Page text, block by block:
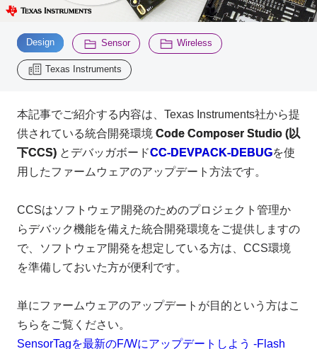
Inquiry
Semiconductor business e-mail magazine registration
2200
Design ​ ​ Sensor Wireless
Texas Instruments
本記事でご紹介する内容は、Texas Instruments社から提
供されている統合開発環境 Code Composer Studio (以
下CCS) とデバッガボードCC-DEVPACK-DEBUGを使
用したファームウェアのアップデート方法です。
CCSはソフトウェア開発のためのプロジェクト管理か
らデバック機能を備えた統合開発環境をご提供しますの
で、ソフトウェア開発を想定している方は、CCS環境
を準備しておいた方が便利です。
単にファームウェアのアップデートが目的という方はこ
ちらをご覧ください。
SensorTagを最新のF/Wにアップデートしよう -Flash